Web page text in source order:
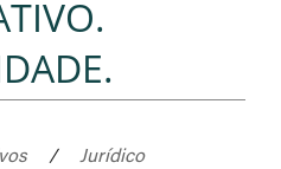
/
Jurídico